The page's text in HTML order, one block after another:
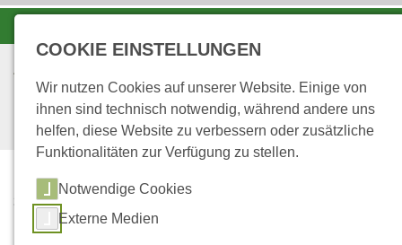
STARTSEITE ...
COOKIE EINSTELLUNGEN
Wir nutzen Cookies auf unserer Website. Einige von
ihnen sind technisch notwendig, während andere uns
helfen, diese Website zu verbessern oder zusätzliche
Funktionalitäten zur Verfügung zu stellen.
Notwendige Cookies
Externe Medien